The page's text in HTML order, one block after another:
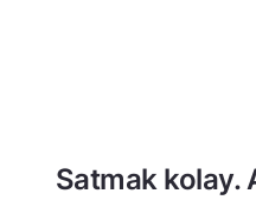
Satmak kolay.